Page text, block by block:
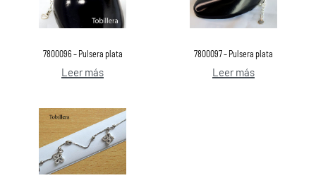
7800096 – Pulsera plata
Leer más
7800097 – Pulsera plata
Leer más